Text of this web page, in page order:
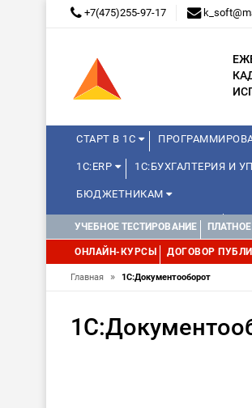
+7(475)255-97-17
СТАРТ В 1С
1С:ERP 1С:БУХГАЛТЕРИЯ И
БЮДЖЕТНИКАМ
КУРСЫ ДЛЯ ШКОЛЬНИКОВ
WEB, JAVA И ANDROID
УЧЕБНОЕ ТЕСТИРОВАНИЕ
ОНЛАЙН-КУРСЫ ДОГОВОР
Главная » 1С:Документооборот